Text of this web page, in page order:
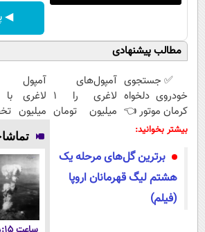
اجتماعی
حیات وحش
◀
مطالب پیشنهادی
✅ جستجوی
خودروی دلخواه
کرمان موتور 👈
فروش ساده،
مستقیم
آمپول‌های
لاغری را ۱
میلیون تومان
آمپول
لاغری
میلیون
| ارسال
معتبر
بیشتر بخوانید:
برترین گل‌های مرحله یک
هشتم لیگ قهرمانان اروپا
(فیلم)